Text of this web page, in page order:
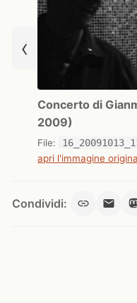
‹
Concerto di
2009)
File:
apri l'immagine
Condividi: